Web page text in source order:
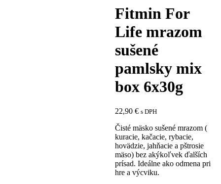
Fitmin For
Life mrazom
sušené
pamlsky mix
box 6x30g
22,90 € s DPH
Čisté mäsko sušené mrazom (
kuracie, kačacie, rybacie,
hovädzie, jahňacie a pštrosie
mäso) bez akýkoľvek ďalších
prísad. Ideálne ako odmena pri
hre a výcviku.